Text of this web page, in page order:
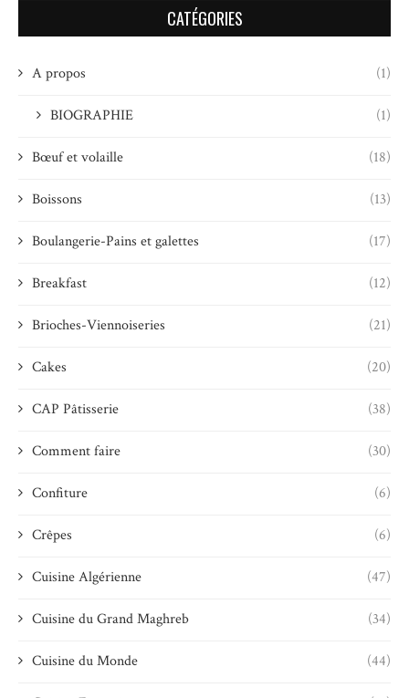
CATÉGORIES
A propos (1)
BIOGRAPHIE (1)
Bœuf et volaille (18)
Boissons (13)
Boulangerie-Pains et galettes (17)
Breakfast (12)
Brioches-Viennoiseries (21)
Cakes (20)
CAP Pâtisserie (38)
Comment faire (30)
Confiture (6)
Crêpes (6)
Cuisine Algérienne (47)
Cuisine du Grand Maghreb (34)
Cuisine du Monde (44)